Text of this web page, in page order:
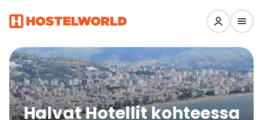
Halvat Hotellit kohteessa